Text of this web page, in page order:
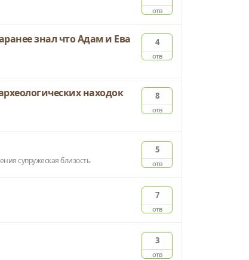
отв
4
отв
знал что Адам и Ева
8
отв
находок
5
отв
супружеская близость
7
отв
3
отв